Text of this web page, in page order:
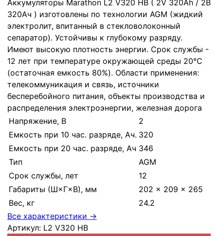
Аккумуляторы Marathon L2 V320 HB ( 2V 320Ah / 2В
320Ач ) изготовлены по технологии AGM (жидкий
электролит, впитанный в стекловолоконный
сепаратор). Устойчивы к глубокому разряду.
Имеют высокую плотность энергии. Срок службы -
12 лет при температуре окружающей среды 20°C
(остаточная емкость 80%). Области применения:
телекоммуникация и связь, источники
бесперебойного питания, объекты производства и
распределения электроэнергии, железная дорога
Напряжение, В
2
Емкость при 10 час. разряде, Ач. 320
Емкость при 20 час. разряде, Ач 346
Тип
AGM
Срок службы, лет
12
Габариты (Ш×Г×В), мм
202 × 209 × 265
Вес, кг
24.2
Все характеристики →
Артикул: L2 V320 HB